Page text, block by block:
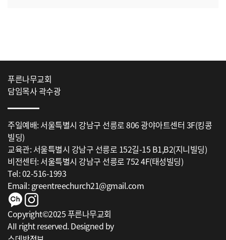
Copyright©2025 푸른나무교회
AII right reserved. Designed by
푸른나무교회
담임목사 곽수광
주일예배: 서울특별시 강남구 선릉로 806 광야아트센터 3F(킹콩
빌딩)
교육관: 서울특별시 강남구 선릉로 152길-15 B1,B2(지니빌딩)
비전센터: 서울특별시 강남구 선릉로 752 4F(태성빌딩)
Tel: 02-516-1993
Email: greentreechurch21@gmail.com